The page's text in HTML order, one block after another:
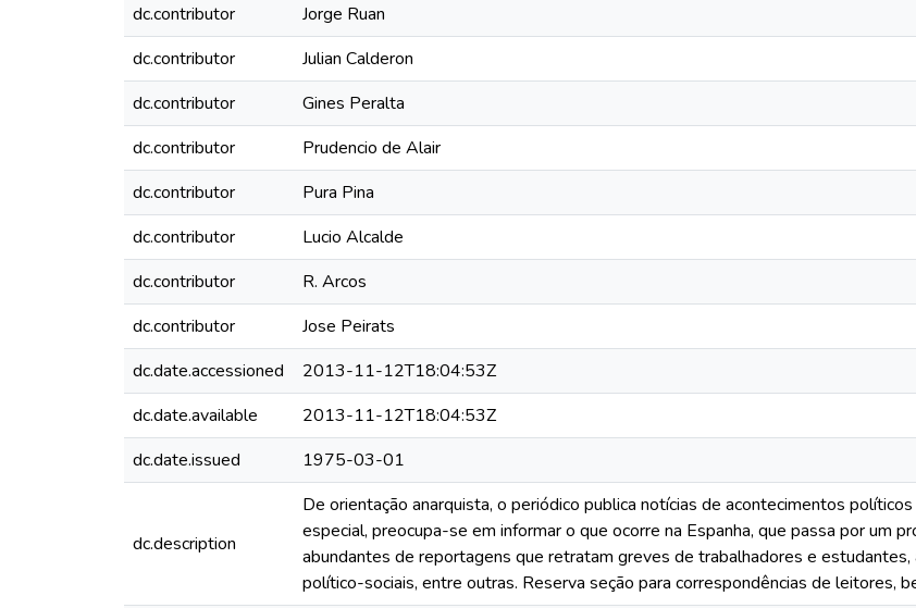
dc.contributor
Jorge Ruan
dc.contributor
Julian Calderon
dc.contributor
Gines Peralta
dc.contributor
Prudencio de Alair
dc.contributor
Pura Pina
dc.contributor
Lucio Alcalde
dc.contributor
R. Arcos
dc.contributor
Jose Peirats
dc.date.accessioned
2013-11-12T18:04:53Z
dc.date.available
2013-11-12T18:04:53Z
dc.date.issued
1975-03-01
dc.description
De orientação anarquista, o periódico publica notícias de acontecimentos
especial, preocupa-se em informar o que ocorre na Espanha, que passa por um
abundantes de reportagens que retratam greves de trabalhadores e
político-sociais, entre outras. Reserva seção para correspondências de leitores,